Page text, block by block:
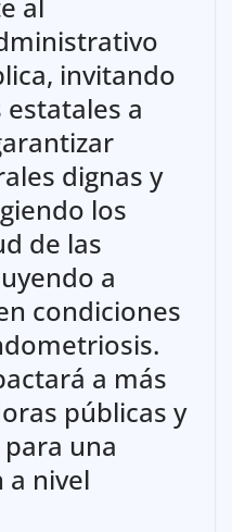
invitando
a
dignas y
los
de las
a
condiciones
a más
públicas y
una
a nivel